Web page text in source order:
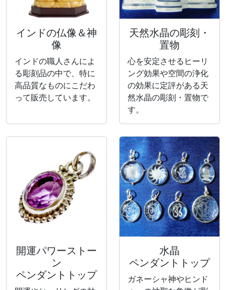
インドの仏像＆神
像
インドの職人さんによ
る彫刻品の中で、特に
高品質なものにこだわ
って販売しています。
天然水晶の彫刻・
置物
心を安定させるヒーリ
ング効果や空間の浄化
の効果に定評がある天
然水晶の彫刻・置物で
す。
開運パワーストー
ン
ペンダントトップ
水晶
ペンダントトップ
ガネーシャ神やヒンド